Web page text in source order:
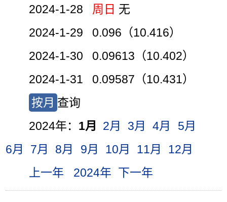
2024-1-28 周日 无
2024-1-29 0.096（10.416）
2024-1-30 0.09613（10.402）
2024-1-31 0.09587（10.431）
按月 查询
2024年： 1月 2月 3月 4月
5月
6月
7月 8月 9月 10月 11月
12月
上一年
2024年 下一年